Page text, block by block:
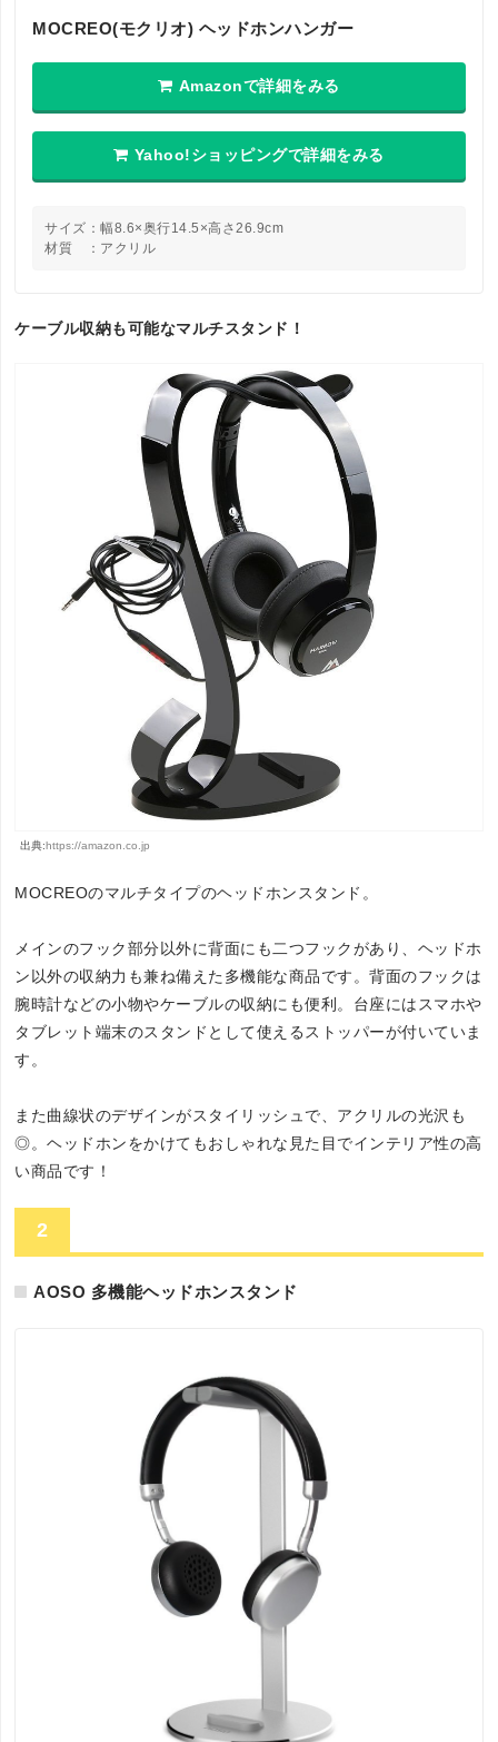
MOCREO(モクリオ) ヘッドホンハンガー
Amazonで詳細をみる
Yahoo!ショッピングで詳細をみる
サイズ：幅8.6×奥行14.5×高さ26.9cm
材質 ：アクリル
ケーブル収納も可能なマルチスタンド！
出典:https://amazon.co.jp
MOCREOのマルチタイプのヘッドホンスタンド。
メインのフック部分以外に背面にも二つフックがあり、ヘッドホ
ン以外の収納力も兼ね備えた多機能な商品です。背面のフックは
腕時計などの小物やケーブルの収納にも便利。台座にはスマホや
タブレット端末のスタンドとして使えるストッパーが付いていま
す。
また曲線状のデザインがスタイリッシュで、アクリルの光沢も
◎。ヘッドホンをかけてもおしゃれな見た目でインテリア性の高
い商品です！
2
AOSO 多機能ヘッドホンスタンド